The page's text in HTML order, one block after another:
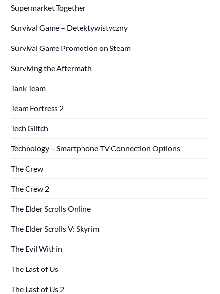
Supermarket Together
Survival Game – Detektywistyczny
Survival Game Promotion on Steam
Surviving the Aftermath
Tank Team
Team Fortress 2
Tech Glitch
Technology – Smartphone TV Connection Options
The Crew
The Crew 2
The Elder Scrolls Online
The Elder Scrolls V: Skyrim
The Evil Within
The Last of Us
The Last of Us 2